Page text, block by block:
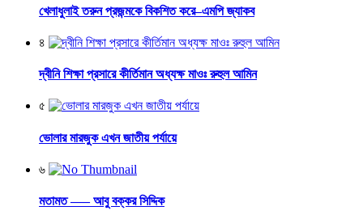
খেলাধুলাই তরুন প্রজন্মকে বিকশিত করে–এমপি জ্যাকব
৪
দ্বীনি শিক্ষা প্রসারে কীর্তিমান অধ্যক্ষ মাওঃ রুহুল আমিন
৫
ভোলার মারজুক এখন জাতীয় পর্যায়ে
৬
মতামত —– আবু বক্কর সিদ্দিক